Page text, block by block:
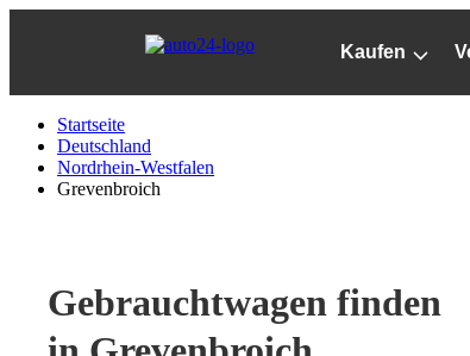
Kaufen
Startseite
Deutschland
Nordrhein-Westfalen
Grevenbroich
Gebrauchtwagen finden